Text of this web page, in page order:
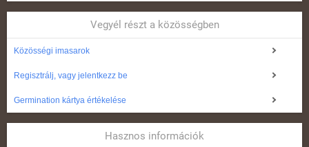
Vegyél részt a közösségben
Közösségi imasarok
Regisztrálj, vagy jelentkezz be
Germination kártya értékelése
Hasznos információk